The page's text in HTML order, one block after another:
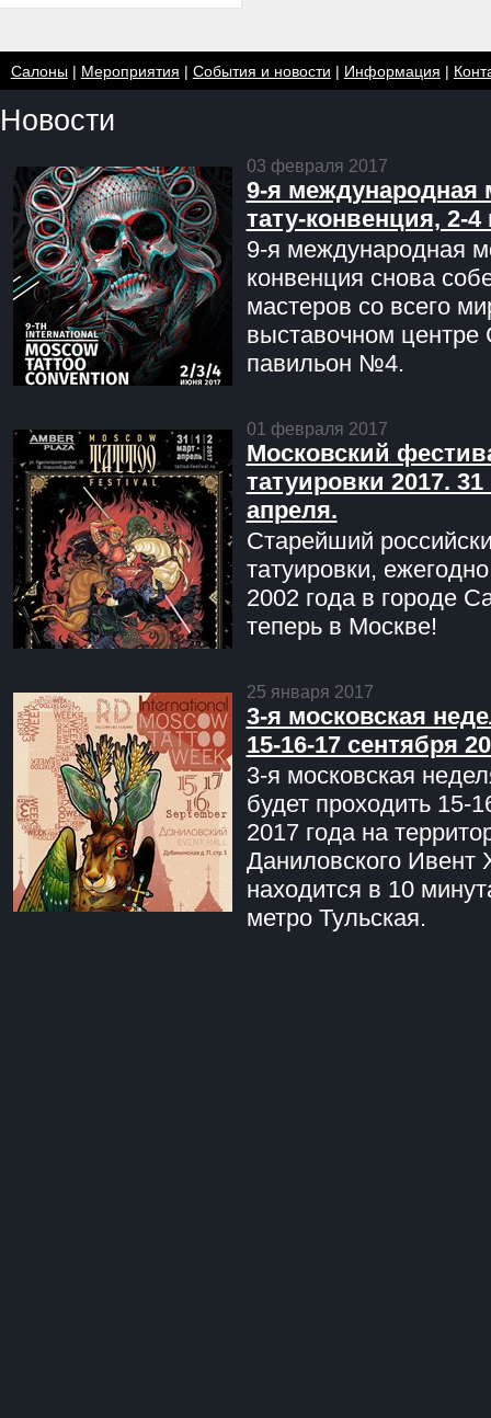
Салоны| Мероприятия | События и новости | Информация |
Новости
03 февраля 2017
9-я международная
тату-конвенция, 2-
9-я международная
конвенция снова
мастеров со всего
выставочном центре
павильон №4.
01 февраля 2017
Московский
татуировки 2017. 31
апреля.
Старейший
татуировки,
2002 года в городе
теперь в Москве!
25 января 2017
3-я московская
15-16-17 сентября
3-я московская
будет проходить 15-
2017 года на
Даниловского Ивент
находится в 10
метро Тульская.